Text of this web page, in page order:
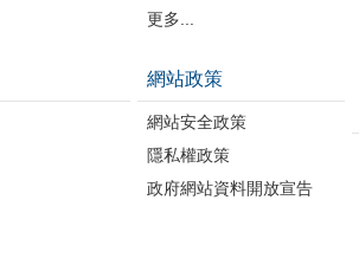
更多...
網站政策
網站安全政策
隱私權政策
政府網站資料開放宣告